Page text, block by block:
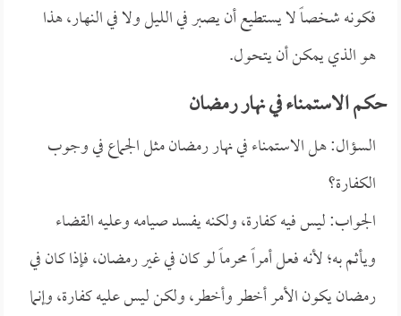
فكونه شخصاً لا يستطيع أن يصبر في الليل ولا في النهار، هذا
هو الذي يمكن أن يتحول.
حكم الاستمناء في نهار رمضان
السؤال: هل الاستمناء في نهار رمضان مثل الجماع في وجوب
الكفارة؟
الجواب: ليس فيه كفارة، ولكنه يفسد صيامه وعليه القضاء
ويأثم به؛ لأنه فعل أمراً محرماً لو كان في غير رمضان، فإذا كان في
رمضان يكون الأمر أخطر وأخطر، ولكن ليس عليه كفارة، وإنما